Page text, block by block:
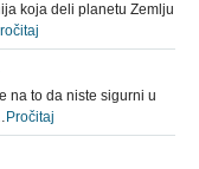
koja deli planetu Zemlju
na to da niste sigurni u
Pročitaj